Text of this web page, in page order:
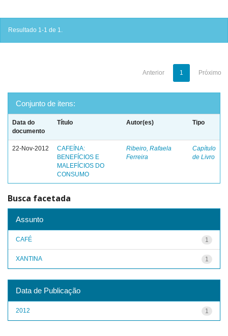
Resultado 1-1 de 1.
Anterior 1 Próximo
Conjunto de itens:
Data do
documento
Título Autor(es) Tipo
22-Nov-2012
CAFEÍNA:
BENEFÍCIOS E
MALEFÍCIOS DO
CONSUMO
Ribeiro, Rafaela
Ferreira
Capítulo
de Livro
Busca facetada
Assunto
1
CAFÉ
1
XANTINA
Data de Publicação
1
2012